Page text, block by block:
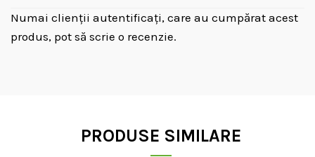
Numai clienții autentificați, care au cumpărat acest
produs, pot să scrie o recenzie.
PRODUSE SIMILARE